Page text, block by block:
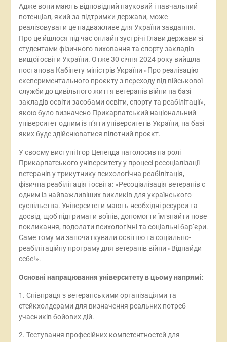
Адже вони мають відповідний науковий і навчальний
потенціал, який за підтримки держави, може
реалізовувати це надважливе для України завдання.
Про це йшлося під час онлайн зустрічі Глави держави зі
студентами фізичного виховання та спорту закладів
вищої освіти України. Отже 30 січня 2024 року вийшла
постанова Кабінету міністрів України «Про реалізацію
експериментального проєкту з переходу від військової
служби до цивільного життя ветеранів війни на базі
закладів освіти засобами освіти, спорту та реабілітації»,
якою було визначено Прикарпатський національний
університет одним із пʼяти університетів України, на базі
яких буде здійснюватися пілотний проєкт.
У своєму виступі Ігор Цепенда наголосив на ролі
Прикарпатського університету у процесі ресоціалізації
ветеранів у трикутнику психологічна реабілітація,
фізична реабілітація і освіта: «Ресоціалізація ветеранів є
одним із найважливіших викликів для українського
суспільства. Університети мають необхідні ресурси та
досвід, щоб підтримати воїнів, допомогти їм знайти нове
покликання, подолати психологічні та соціальні бар’єри.
Саме тому ми започаткували освітню та соціально-
реабілітаційну програму для ветеранів війни «Віднайди
себе!».
Основні напрацювання університету в цьому напрямі:
1. Співпраця з ветеранськими організаціями та
стейкхолдерами для визначення реальних потреб
учасників бойових дій.
2. Тестування професійних компетентностей для